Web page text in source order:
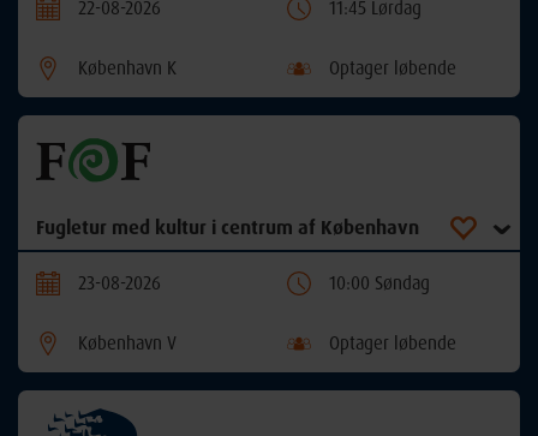
22-08-2026 11:45 Lørdag
København K Optager løbende
Fugletur med kultur i centrum af København
23-08-2026 10:00 Søndag
København V Optager løbende